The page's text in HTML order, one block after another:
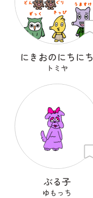
にきおのにちにち
トミヤ
ぶる子
ゆもっち